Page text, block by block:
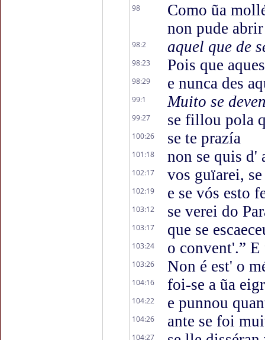
98
Como ũa
non pude
98:2 aquel que de
98:23 Pois que
98:29 e nunca des
99:1 Muito se
99:27 se fillou pola
100:26 se te prazía
101:18 non se quis d'
102:17 vos guïarei,
102:19 e se vós esto
103:12 se verei do
103:17 que se
103:24 o convent'.”
103:26 Non é est' o
104:16 foi-se a ũa
104:22 e punnou
104:26 ante se foi
104:27